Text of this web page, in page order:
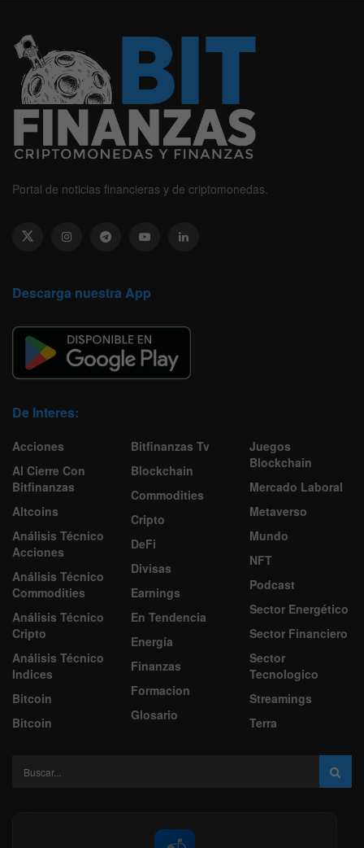
Portal de noticias financieras y de criptomonedas.
Descarga nuestra App
De Interes:
Acciones
Al Cierre Con
Bitfinanzas
Altcoins
Análisis Técnico
Acciones
Análisis Técnico
Commodities
Análisis Técnico
Cripto
Análisis Técnico
Indices
Bitcoin
Bitcoin
Bitfinanzas Tv
Blockchain
Commodities
Cripto
DeFi
Divisas
Earnings
En Tendencia
Energía
Finanzas
Formacion
Glosario
Juegos
Blockchain
Mercado Laboral
Metaverso
Mundo
NFT
Podcast
Sector Energético
Sector Financiero
Sector
Tecnologico
Streamings
Terra